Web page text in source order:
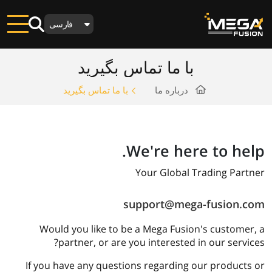
فارسی
با ما تماس بگیرید
درباره ما با ما تماس بگیرید
We're here to help.
Your Global Trading Partner
support@mega-fusion.com
Would you like to be a Mega Fusion's customer, a
partner, or are you interested in our services?
If you have any questions regarding our products or